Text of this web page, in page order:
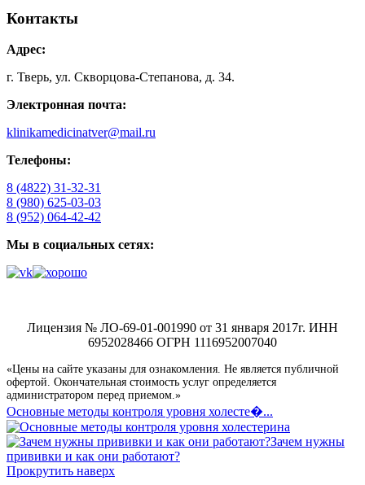
Контакты
Адрес:
г. Тверь, ул. Скворцова-Степанова, д. 34.
Электронная почта:
klinikamedicinatver@mail.ru
Телефоны:
8 (4822) 31-32-31
8 (980) 625-03-03
8 (952) 064-42-42
Мы в социальных сетях:
Лицензия № ЛО-69-01-001990 от 31 января 2017г. ИНН
6952028466 ОГРН 1116952007040
«Цены на сайте указаны для ознакомления. Не является публичной
офертой. Окончательная стоимость услуг определяется
администратором перед приемом.»
Основные методы контроля уровня холесте�...
Зачем нужны
прививки и как они работают?
Прокрутить наверх